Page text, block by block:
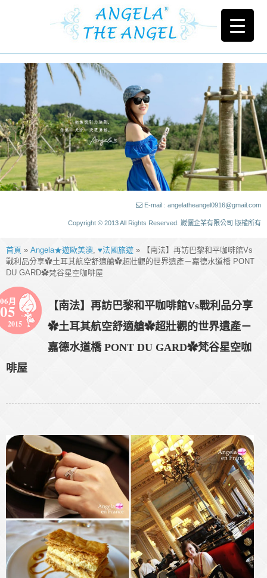
E-mail : angelatheangel0916@gmail.com
Copyright © 2013 All Rights Reserved. 崴儷企業有限公司 版權所有
首頁 » Angela★遊歐美澳, ♥法國旅遊 » 【南法】再訪巴黎和平咖啡館Vs
戰利品分享✿土耳其航空舒適艙✿超壯觀的世界遺產－嘉德水道橋 PONT
DU GARD✿梵谷星空咖啡屋
06月
05
2015
【南法】再訪巴黎和平咖啡館Vs戰利品分享
✿土耳其航空舒適艙✿超壯觀的世界遺產－
嘉德水道橋 PONT DU GARD✿梵谷星空咖
啡屋